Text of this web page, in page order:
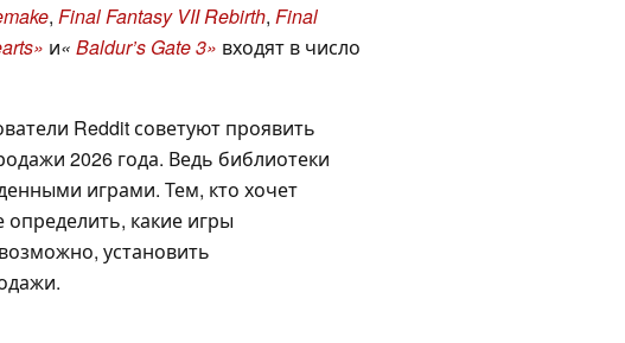
, Final Fantasy VII Rebirth, Final
и« Baldur’s Gate 3» входят в число
Reddit советуют проявить
2026 года. Ведь библиотеки
играми. Тем, кто хочет
определить, какие игры
установить